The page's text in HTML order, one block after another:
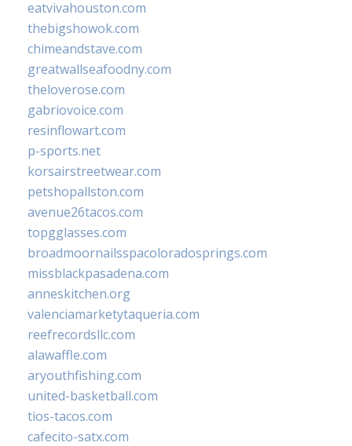
eatvivahouston.com
thebigshowok.com
chimeandstave.com
greatwallseafoodny.com
theloverose.com
gabriovoice.com
resinflowart.com
p-sports.net
korsairstreetwear.com
petshopallston.com
avenue26tacos.com
topgglasses.com
broadmoornailsspacoloradosprings.com
missblackpasadena.com
anneskitchen.org
valenciamarketytaqueria.com
reefrecordsllc.com
alawaffle.com
aryouthfishing.com
united-basketball.com
tios-tacos.com
cafecito-satx.com